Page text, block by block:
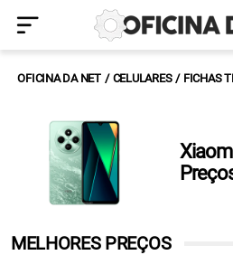
OFICINA DA NET CELULARES FICHAS
MELHORES PREÇOS